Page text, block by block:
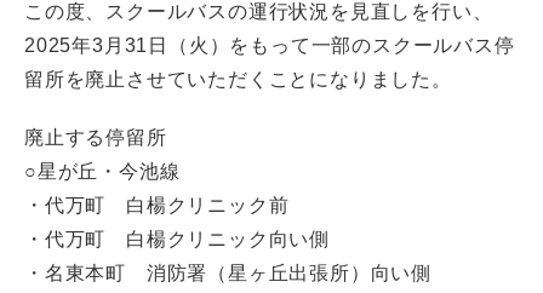
この度、スクールバスの運行状況を見直しを行い、
2025年3月31日（火）をもって一部のスクールバス停
留所を廃止させていただくことになりました。
廃止する停留所
○星が丘・今池線
・代万町 白楊クリニック前
・代万町 白楊クリニック向い側
・名東本町 消防署（星ヶ丘出張所）向い側